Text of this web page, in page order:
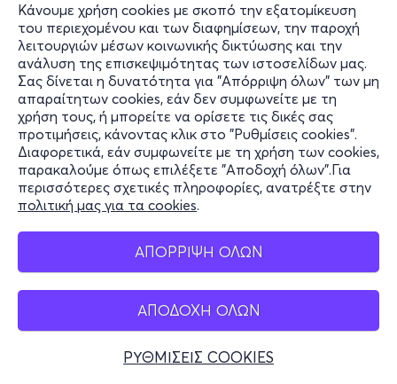
Κάνουμε χρήση cookies με σκοπό την εξατομίκευση
του περιεχομένου και των διαφημίσεων, την παροχή
λειτουργιών μέσων κοινωνικής δικτύωσης και την
ανάλυση της επισκεψιμότητας των ιστοσελίδων μας.
Σας δίνεται η δυνατότητα για "Απόρριψη όλων" των μη
απαραίτητων cookies, εάν δεν συμφωνείτε με τη
χρήση τους, ή μπορείτε να ορίσετε τις δικές σας
προτιμήσεις, κάνοντας κλικ στο "Ρυθμίσεις cookies".
Διαφορετικά, εάν συμφωνείτε με τη χρήση των cookies,
παρακαλούμε όπως επιλέξετε "Αποδοχή όλων".Για
περισσότερες σχετικές πληροφορίες, ανατρέξτε στην
πολιτική μας για τα cookies.
ΑΠΟΡΡΙΨΗ ΟΛΩΝ
ΑΠΟΔΟΧΗ ΟΛΩΝ
ΡΥΘΜΙΣΕΙΣ COOKIES